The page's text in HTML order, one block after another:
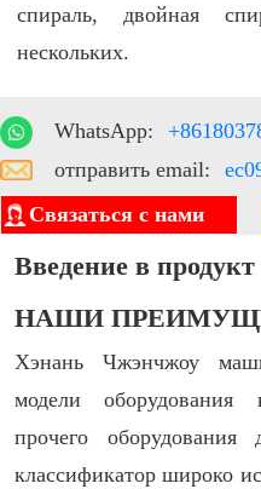
спираль, двойная
нескольких.
WhatsApp:
отправить email:
Связаться с нами
Введение в продукт
НАШИ
Хэнань Чжэнчжоу
модели
прочего оборудования
классификатор широко